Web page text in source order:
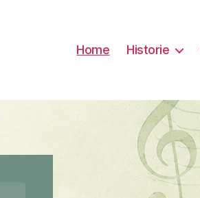
Home Historie